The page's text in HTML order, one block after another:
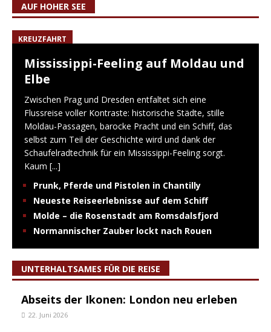
AUF HOHER SEE
KREUZFAHRT
Mississippi-Feeling auf Moldau und
Elbe
Zwischen Prag und Dresden entfaltet sich eine
Flussreise voller Kontraste: historische Städte, stille
Moldau-Passagen, barocke Pracht und ein Schiff, das
selbst zum Teil der Geschichte wird und dank der
Schaufelradtechnik für ein Mississippi-Feeling sorgt.
Kaum [...]
Prunk, Pferde und Pistolen in Chantilly
Neueste Reiseerlebnisse auf dem Schiff
Molde – die Rosenstadt am Romsdalsfjord
Normannischer Zauber lockt nach Rouen
UNTERHALTSAMES FÜR DIE REISE
Abseits der Ikonen: London neu erleben
22. Juni 2026